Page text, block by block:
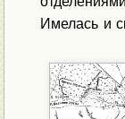
Имелась и